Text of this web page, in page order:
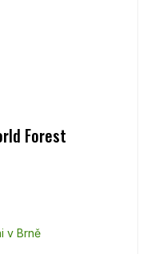
Forest
v Brně